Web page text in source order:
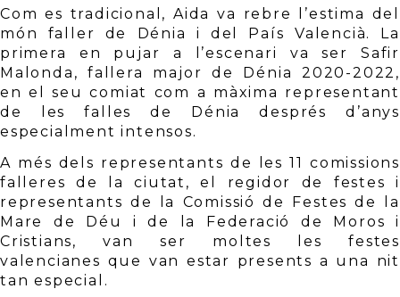
Com es tradicional, Aida va rebre l’estima del
món faller de Dénia i del País Valencià. La
primera en pujar a l’escenari va ser Safir
Malonda, fallera major de Dénia 2020-2022,
en el seu comiat com a màxima representant
de les falles de Dénia després d’anys
especialment intensos.
A més dels representants de les 11 comissions
falleres de la ciutat, el regidor de festes i
representants de la Comissió de Festes de la
Mare de Déu i de la Federació de Moros i
Cristians, van ser moltes les festes
valencianes que van estar presents a una nit
tan especial.